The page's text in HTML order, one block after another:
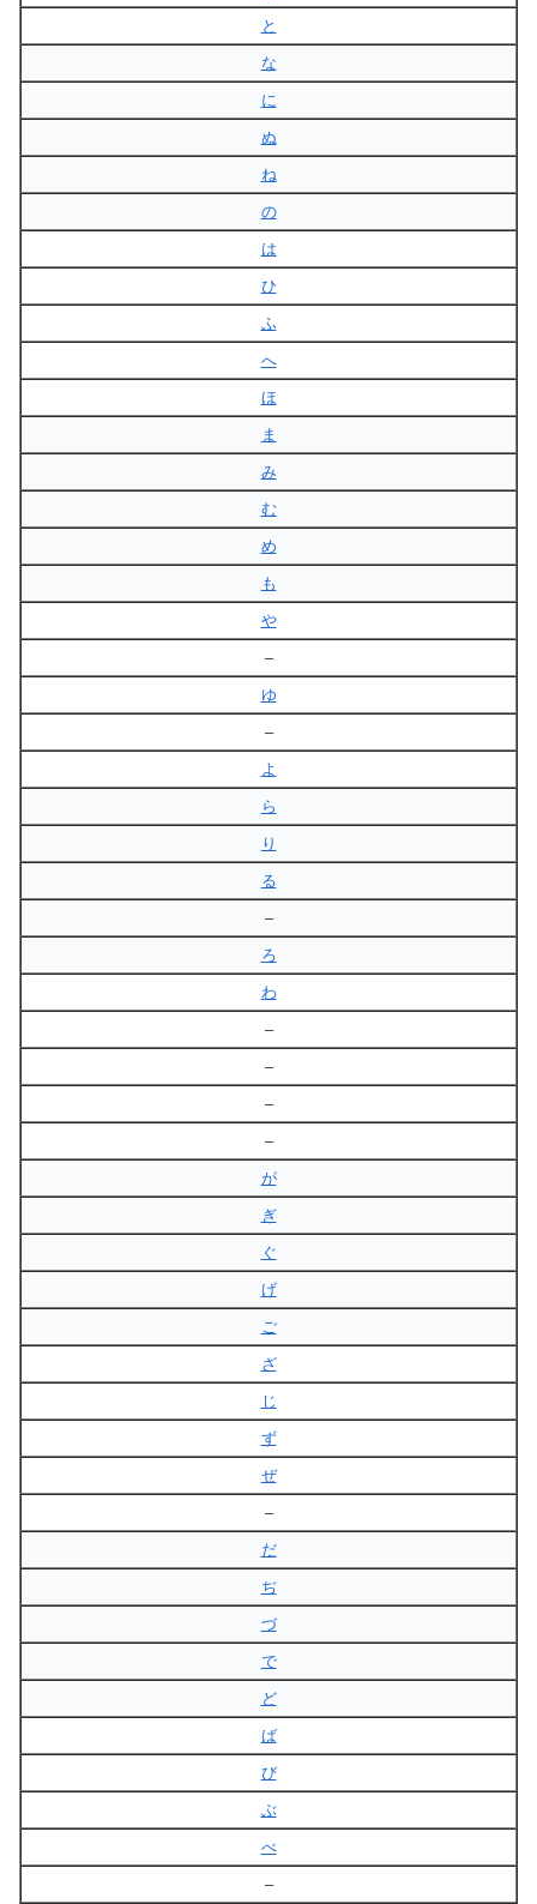
と
な
に
ぬ
ね
の
は
ひ
ふ
へ
ほ
ま
み
む
め
も
や
–
ゆ
–
よ
ら
り
る
–
ろ
わ
–
–
–
–
が
ぎ
ぐ
げ
ご
ざ
じ
ず
ぜ
–
だ
ぢ
づ
で
ど
ば
び
ぶ
べ
–